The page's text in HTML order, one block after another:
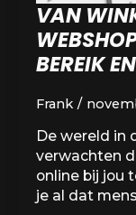
VAN
BEREIK
Frank
De wereld in
verwachten
online bij jou
je al dat